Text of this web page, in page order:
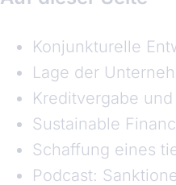
Konjunkturelle
Lage der
Kreditvergabe
Sustainable
Schaffung eines
Podcast: